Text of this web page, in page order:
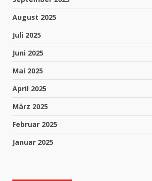
August 2025
Juli 2025
Juni 2025
Mai 2025
April 2025
März 2025
Februar 2025
Januar 2025